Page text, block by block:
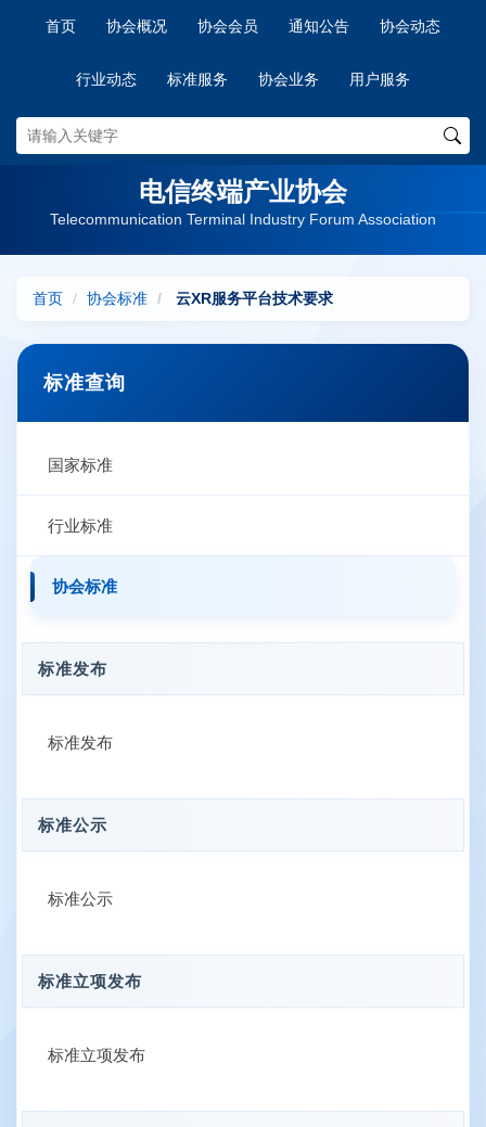
首页 协会概况 协会会员 通知公告 协会动态
行业动态 标准服务 协会业务 用户服务
电信终端产业协会
Telecommunication Terminal Industry Forum Association
首页 协会标准 云XR服务平台技术要求
标准查询
国家标准
行业标准
协会标准
标准发布
标准发布
标准公示
标准公示
标准立项发布
标准立项发布